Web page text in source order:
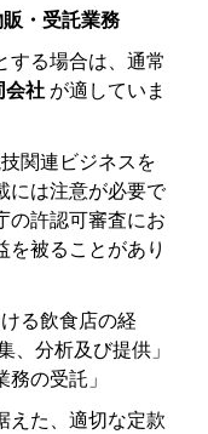
・受託業務
する場合は、通常
会社 が適していま
技関連ビジネスを
には注意が必要で
の許認可審査にお
を被ることがあり
る飲食店の経
、分析及び提供」
務の受託」
えた、適切な定款